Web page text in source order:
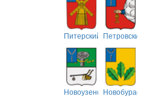
Питерский
Новоузенский